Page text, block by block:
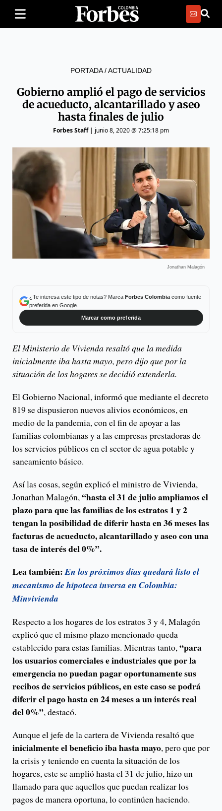
PORTADA/ACTUALIDAD
Gobierno amplió el pago de servicios
de acueducto, alcantarillado y aseo
hasta finales de julio
Forbes Staff| junio 8, 2020 @ 7:25:18 pm
Jonathan Malagón
¿Te interesa este tipo de notas? Marca Forbes Colombiacomo fuente
preferida en Google.
Marcar como preferida
El Ministerio de Vivienda resaltó que la medida
inicialmente iba hasta mayo, pero dijo que por la
situación de los hogares se decidió extenderla.
El Gobierno Nacional, informó que mediante el decreto
819 se dispusieron nuevos alivios económicos, en
medio de la pandemia, con el fin de apoyar a las
familias colombianas y a las empresas prestadoras de
los servicios públicos en el sector de agua potable y
saneamiento básico.
Así las cosas, según explicó el ministro de Vivienda,
Jonathan Malagón,“hasta el 31 de julio ampliamos el
plazo para que las familias de los estratos 1 y 2
tengan la posibilidad de diferir hasta en 36 meses las
facturas de acueducto, alcantarillado y aseo con una
tasa de interés del 0%”.
Lea también:En los próximos días quedará listo el
mecanismo de hipoteca inversa en Colombia:
Minvivienda
Respecto a los hogares de los estratos 3 y 4, Malagón
explicó que el mismo plazo mencionado queda
establecido para estas familias. Mientras tanto,“para
los usuarios comerciales e industriales que por la
emergencia no puedan pagar oportunamente sus
recibos de servicios públicos, en este caso se podrá
diferir el pago hasta en 24 meses a un interés real
del 0%”, destacó.
Aunque el jefe de la cartera de Vivienda resaltó que
inicialmente el beneficio iba hasta mayo, pero que por
la crisis y teniendo en cuenta la situación de los
hogares, este se amplió hasta el 31 de julio, hizo un
llamado para que aquellos que puedan realizar los
pagos de manera oportuna, lo continúen haciendo.